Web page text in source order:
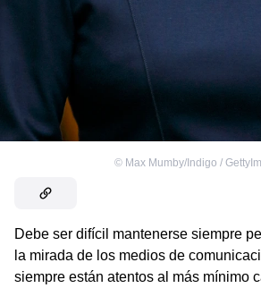
© Max Mumby/Indigo /
Debe ser difícil mantenerse siempre
la mirada de los medios de
siempre están atentos al más mínimo